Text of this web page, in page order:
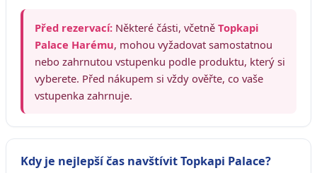
Před rezervací: Některé části, včetně Topkapi
Palace Harému, mohou vyžadovat samostatnou
nebo zahrnutou vstupenku podle produktu, který si
vyberete. Před nákupem si vždy ověřte, co vaše
vstupenka zahrnuje.
Kdy je nejlepší čas navštívit Topkapi Palace?